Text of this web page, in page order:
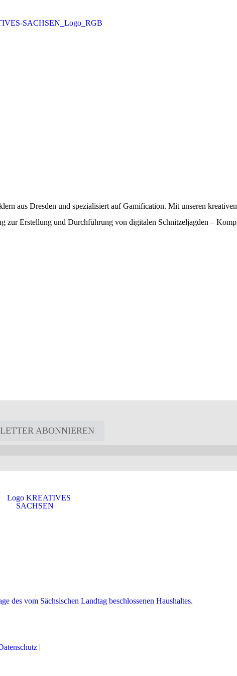
aus Dresden und spezialisiert auf Gamification. Mit unseren
zur Erstellung und Durchführung von digitalen Schnitzeljagden –
ABONNIEREN
|